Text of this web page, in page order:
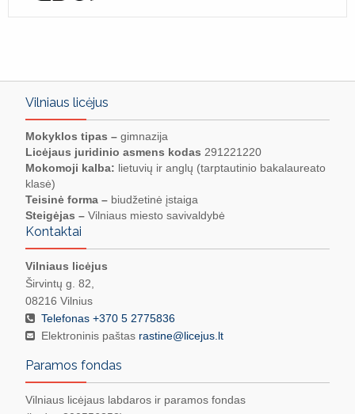
Vilniaus licėjus
Mokyklos tipas – gimnazija
Licėjaus juridinio asmens kodas 291221220
Mokomoji kalba: lietuvių ir anglų (tarptautinio bakalaureato
klasė)
Teisinė forma – biudžetinė įstaiga
Steigėjas – Vilniaus miesto savivaldybė
Kontaktai
Vilniaus licėjus
Širvintų g. 82,
08216 Vilnius
Telefonas +370 5 2775836
Elektroninis paštas rastine@licejus.lt
Paramos fondas
Vilniaus licėjaus labdaros ir paramos fondas